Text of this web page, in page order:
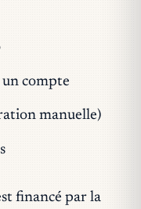
un compte
manuelle)
financé par la